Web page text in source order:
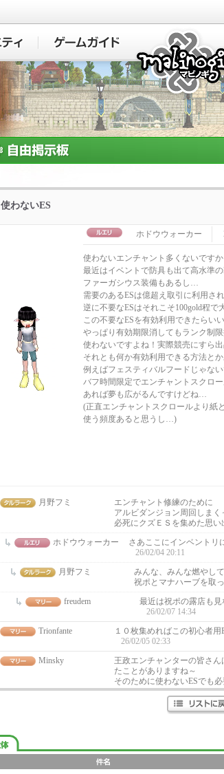
使わないES
ホドウウォーカー
使わないエンチャント多くないですか
最近はイベントで防具も出て高水準
ファーガシウス装備もあるし…
需要のあるESは億超え取引に利用され
逆に不要なESはそれこそ100gold程で
この不要なESを有効利用できたらい
やっぱり有効期限消してもランク制
使わないですよね！実際競売にすら
それとも何か有効利用できる方法と
例えばフェスティバルフードじゃな
バフ時間限定でエンチャントスクロ
あれば夢も広がるんですけどね…
(正直エンチャントスクロールより紙
使う頻度あると思うし…)
月野フミ
エンチャント修練のために
アルビダンジョン周回しまく
必死にクズＥＳを集めた思い
ホドウウォーカー
さあここにインベントリ
26/02/04 20:11
月野フミ
みんな、みんな燃やして
祝ポとマナハーブを取
freudem
最近は祝ポの露店も
26/02/07 14:34
Trionfante
１０枚集めればこの初心者
26/02/05 02:33
Minsky
王政エンチャンターの皆さ
たことがありますね～
そのために使わないESでも